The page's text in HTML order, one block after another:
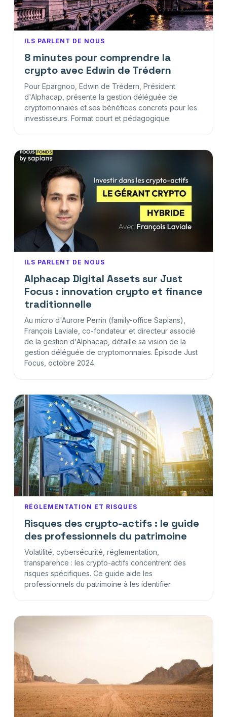
ILS PARLENT DE NOUS
8 minutes pour comprendre la
crypto avec Edwin de Trédern
Pour Epargnoo, Edwin de Trédern, Président
d'Alphacap, présente la gestion déléguée de
cryptomonnaies et ses bénéfices concrets pour les
investisseurs. Format court et pédagogique.
ILS PARLENT DE NOUS
Alphacap Digital Assets sur Just
Focus : innovation crypto et finance
traditionnelle
Au micro d'Aurore Perrin (family-office Sapians),
François Laviale, co-fondateur et directeur associé
de la gestion d'Alphacap, détaille sa vision de la
gestion déléguée de cryptomonnaies. Épisode Just
Focus, octobre 2024.
RÉGLEMENTATION ET RISQUES
Risques des crypto-actifs : le guide
des professionnels du patrimoine
Volatilité, cybersécurité, réglementation,
transparence : les crypto-actifs concentrent des
risques spécifiques. Ce guide aide les
professionnels du patrimoine à les identifier.